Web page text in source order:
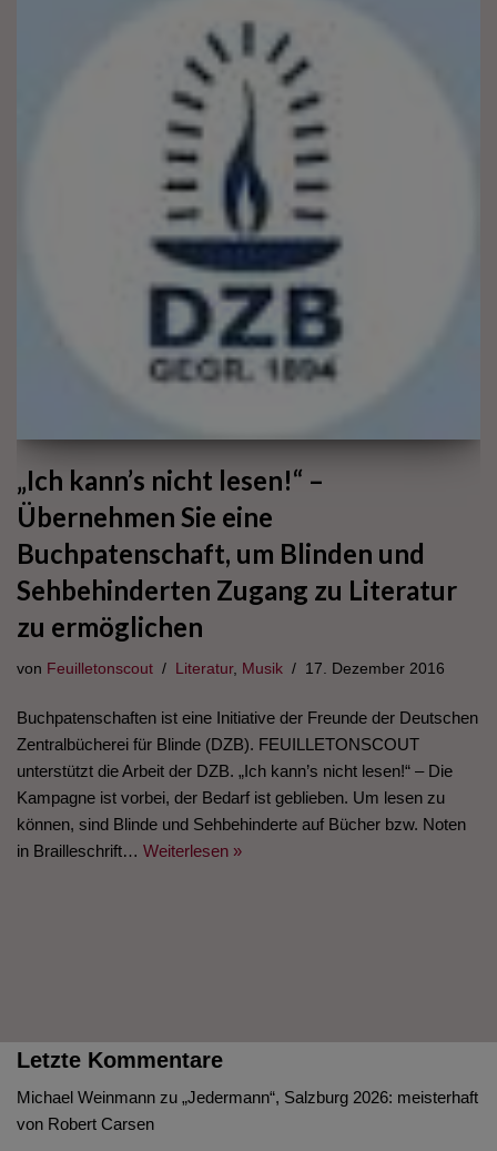
„Ich kann’s nicht lesen!“ –
Übernehmen Sie eine
Buchpatenschaft, um Blinden und
Sehbehinderten Zugang zu Literatur
zu ermöglichen
von Feuilletonscout Literatur, Musik 17. Dezember 2016
Buchpatenschaften ist eine Initiative der Freunde der Deutschen
Zentralbücherei für Blinde (DZB). FEUILLETONSCOUT
unterstützt die Arbeit der DZB. „Ich kann’s nicht lesen!“ – Die
Kampagne ist vorbei, der Bedarf ist geblieben. Um lesen zu
können, sind Blinde und Sehbehinderte auf Bücher bzw. Noten
in Brailleschrift… Weiterlesen »
Letzte Kommentare
Michael Weinmann zu „Jedermann“, Salzburg 2026: meisterhaft
von Robert Carsen